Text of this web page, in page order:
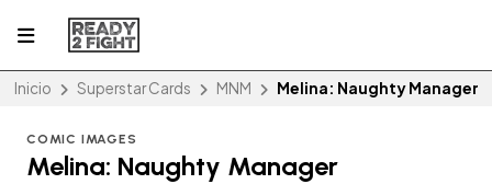
Inicio Superstar Cards MNM Melina: Naughty Manager
COMIC IMAGES
Melina: Naughty Manager